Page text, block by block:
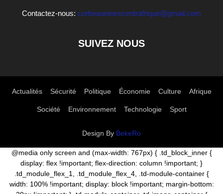
Contactez-nous: corbeaunewscentrafrique@gmail.com
SUIVEZ NOUS
Actualités Sécurité Politique Économie Culture Afrique
Société Environnement Technologie Sport
Design By BekeRo
@media only screen and (max-width: 767px) { .td_block_inner {
display: flex !important; flex-direction: column !important; }
.td_module_flex_1, .td_module_flex_4, .td-module-container {
width: 100% !important; display: block !important; margin-bottom: